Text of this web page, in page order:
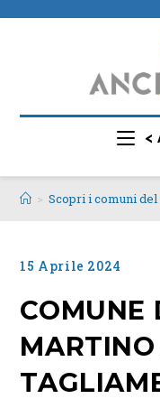
<
> Scopri i comuni del
15 Aprile 2024
COMUNE